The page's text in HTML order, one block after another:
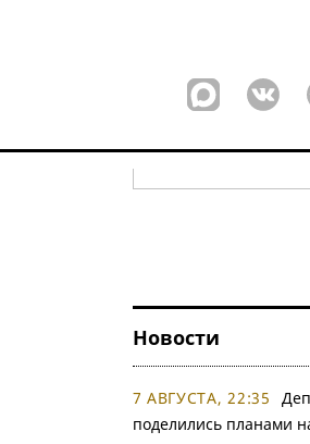
Новости
7 АВГУСТА, 22:35
поделились планами